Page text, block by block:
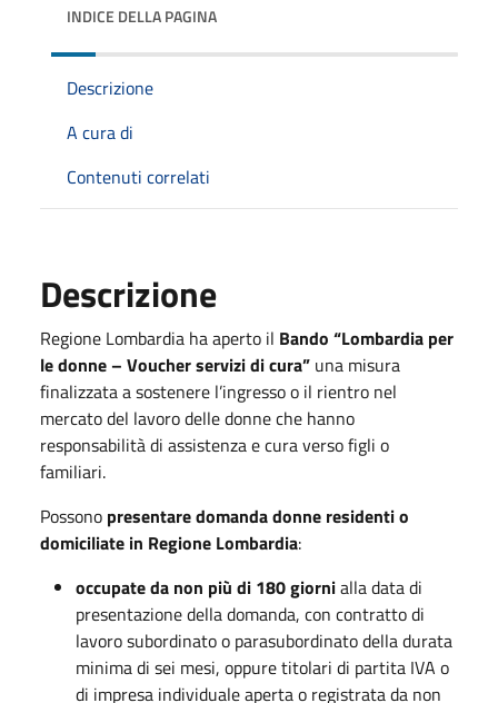
INDICE DELLA PAGINA
Descrizione
A cura di
Contenuti correlati
Descrizione
Regione Lombardia ha aperto il Bando “Lombardia per
le donne – Voucher servizi di cura” una misura
finalizzata a sostenere l’ingresso o il rientro nel
mercato del lavoro delle donne che hanno
responsabilità di assistenza e cura verso figli o
familiari.
Possono presentare domanda donne residenti o
domiciliate in Regione Lombardia:
occupate da non più di 180 giornialla data di
presentazione della domanda, con contratto di
lavoro subordinato o parasubordinato della durata
minima di sei mesi, oppure titolari di partita IVA o
di impresa individuale aperta o registrata da non